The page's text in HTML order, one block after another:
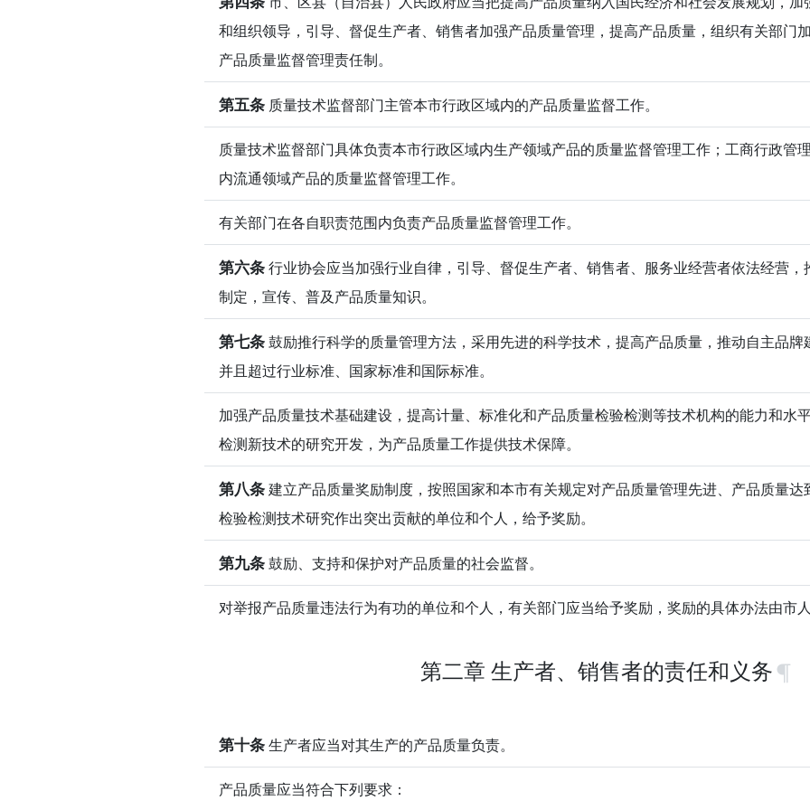
和组织领导，引导、督促生产者、销售者加强产品质量管理，提高产品质量，组织有关部门
产品质量监督管理责任制。
第五条 质量技术监督部门主管本市行政区域内的产品质量监督工作。
质量技术监督部门具体负责本市行政区域内生产领域产品的质量监督管理工作；工商行政管
内流通领域产品的质量监督管理工作。
有关部门在各自职责范围内负责产品质量监督管理工作。
第六条行业协会应当加强行业自律，引导、督促生产者、销售者、服务业经营者依法经营
制定，宣传、普及产品质量知识。
第七条鼓励推行科学的质量管理方法，采用先进的科学技术，提高产品质量，推动自主品
并且超过行业标准、国家标准和国际标准。
加强产品质量技术基础建设，提高计量、标准化和产品质量检验检测等技术机构的能力和水
检测新技术的研究开发，为产品质量工作提供技术保障。
第八条建立产品质量奖励制度，按照国家和本市有关规定对产品质量管理先进、产品质量
检验检测技术研究作出突出贡献的单位和个人，给予奖励。
第九条鼓励、支持和保护对产品质量的社会监督。
对举报产品质量违法行为有功的单位和个人，有关部门应当给予奖励，奖励的具体办法由市
第二章 生产者、销售者的责任和义务
第十条生产者应当对其生产的产品质量负责。
产品质量应当符合下列要求：